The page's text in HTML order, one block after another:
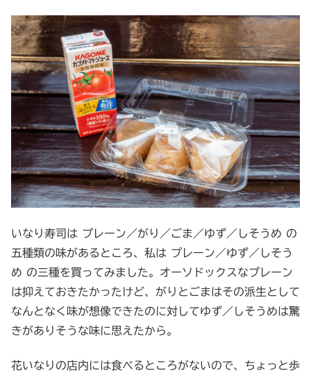
いなり寿司は プレーン／がり／ごま／ゆず／しそうめ の
五種類の味があるところ、私は プレーン／ゆず／しそう
め の三種を買ってみました。オーソドックスなプレーン
は抑えておきたかったけど、がりとごまはその派生として
なんとなく味が想像できたのに対してゆず／しそうめは驚
きがありそうな味に思えたから。
花いなりの店内には食べるところがないので、ちょっと歩